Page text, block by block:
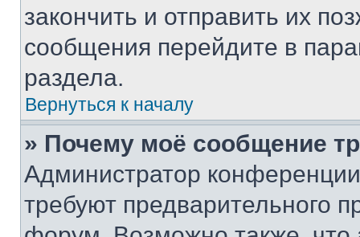
закончить и отправить их
сообщения перейдите в
раздела.
Вернуться к началу
» Почему моё сообщение
Администратор
требуют предварительного